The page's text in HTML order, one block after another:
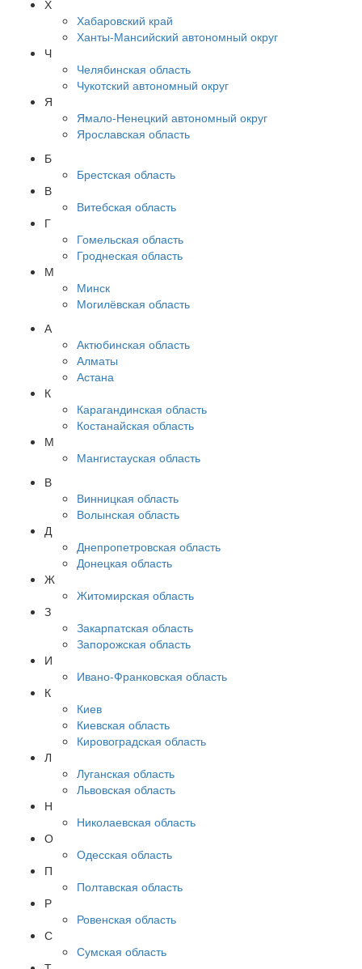
Х
Хабаровский край
Ханты-Мансийский автономный округ
Ч
Челябинская область
Чукотский автономный округ
Я
Ямало-Ненецкий автономный округ
Ярославская область
Б
Брестская область
В
Витебская область
Г
Гомельская область
Гроднеская область
М
Минск
Могилёвская область
А
Актюбинская область
Алматы
Астана
К
Карагандинская область
Костанайская область
М
Мангистауская область
В
Винницкая область
Волынская область
Д
Днепропетровская область
Донецкая область
Ж
Житомирская область
З
Закарпатская область
Запорожская область
И
Ивано-Франковская область
К
Киев
Киевская область
Кировоградская область
Л
Луганская область
Львовская область
Н
Николаевская область
О
Одесская область
П
Полтавская область
Р
Ровенская область
С
Сумская область